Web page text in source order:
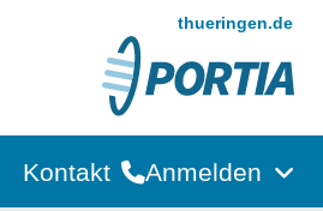
thueringen.de
Kontakt Anmelden